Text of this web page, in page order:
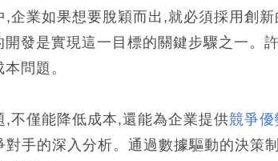
企業如果想要脫穎而出,就必須採用創
發是實現這一目標的關鍵步驟之一。
本問題。
不僅能降低成本,還能為企業提供競爭優
手的深入分析。通過數據驅動的決策